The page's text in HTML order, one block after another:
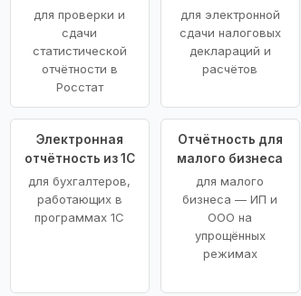
для проверки и
сдачи
статистической
отчётности в
Росстат
для электронной
сдачи налоговых
деклараций и
расчётов
Электронная
отчётность из 1С
для бухгалтеров,
работающих в
программах 1С
Отчётность для
малого бизнеса
для малого
бизнеса — ИП и
ООО на
упрощённых
режимах